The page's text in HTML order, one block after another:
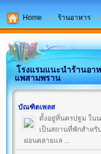
Home ร้านอาหาร
โรงแรมแนะนำร้านอา
แพสามพราน
บัณฑิตเพลส
ตั้งอยู่ที่นครปฐม ใน
เป็นสถานที่พักสำหรั
ผ่อนคลายแล ...